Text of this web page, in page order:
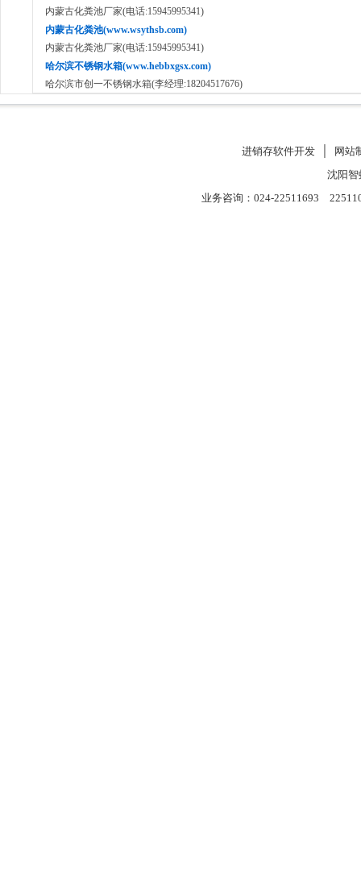
内蒙古化粪池厂家(电话:15945995341)
内蒙古化粪池(www.wsythsb.com)
内蒙古化粪池厂家(电话:15945995341)
哈尔滨不锈钢水箱(www.hebbxgsx.com)
哈尔滨市创一不锈钢水箱(李经理:18204517676)
进销存软件开发│
网站
沈阳
业务咨询：024-22511693